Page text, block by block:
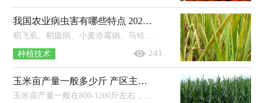
我国农业病虫害有哪些特点 2021年农业发展趋势
稻飞虱、稻瘟病、小麦赤霉病、马铃薯晚疫病等重大病虫害频繁发生。草地贪夜蛾、黏虫、飞蝗、稻纵卷叶螟、草地螟等迁飞性的害虫此...
种植技术 241
玉米亩产量一般多少斤 产区主要分布在哪？
玉米亩产量一般在800-1200斤左右，但像地理环境、品种、栽培管理技术等因素都会影响产量，一般光热条件好、优质丰产抗病品种、规范化...